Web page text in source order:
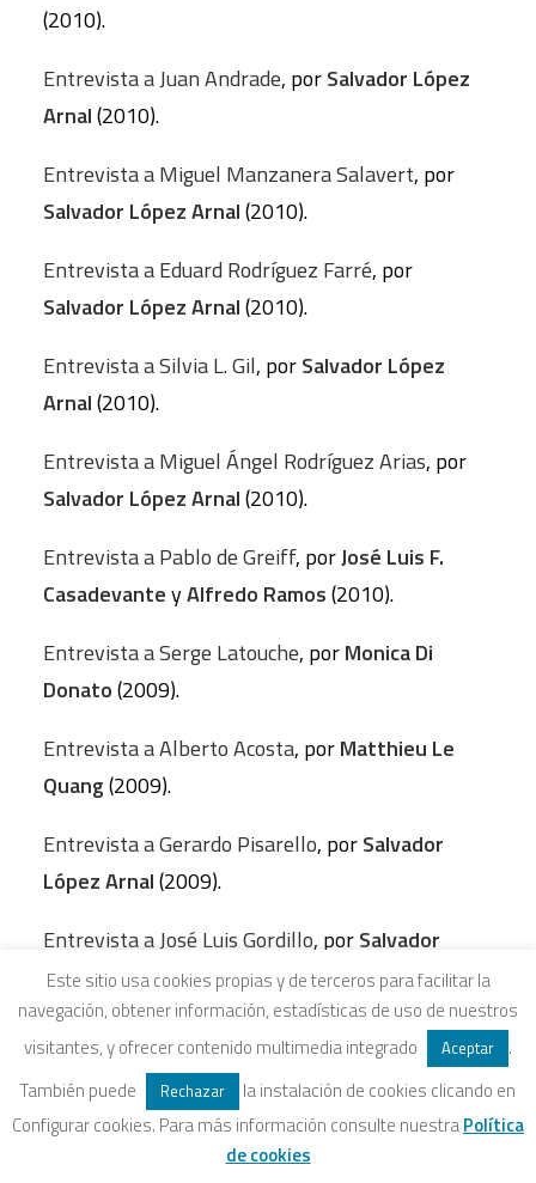
(2010).
Entrevista a Juan Andrade, porSalvador López
Arnal(2010).
Entrevista a Miguel Manzanera Salavert, por
Salvador López Arnal(2010).
Entrevista a Eduard Rodríguez Farré, por
Salvador López Arnal(2010).
Entrevista a Silvia L. Gil, porSalvador López
Arnal(2010).
Entrevista a Miguel Ángel Rodríguez Arias, por
Salvador López Arnal(2010).
Entrevista a Pablo de Greiff, porJosé Luis F.
CasadevanteyAlfredo Ramos(2010).
Entrevista a Serge Latouche, porMonica Di
Donato(2009).
Entrevista a Alberto Acosta, porMatthieu Le
Quang(2009).
Entrevista a Gerardo Pisarello, porSalvador
López Arnal(2009).
Entrevista a José Luis Gordillo, porSalvador
López Arnal(2009).
Entrevista a Francisco Fernández Buey
, porNuria
(2009).
Entrevista a Paul Nicholson, porNuria del Viso
Este sitio usa cookies propias y de terceros para facilitar la
navegación, obtener información, estadísticas de uso de nuestros
visitantes, y ofrecer contenido multimedia integrado
Aceptar
.
También puede
Rechazar
la instalación de cookies clicando en
Configurar cookies. Para más información consulte nuestraPolítica
de cookies